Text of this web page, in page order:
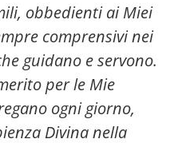
obbedienti ai Miei
comprensivi nei
guidano e servono.
per le Mie
ogni giorno,
Divina nella